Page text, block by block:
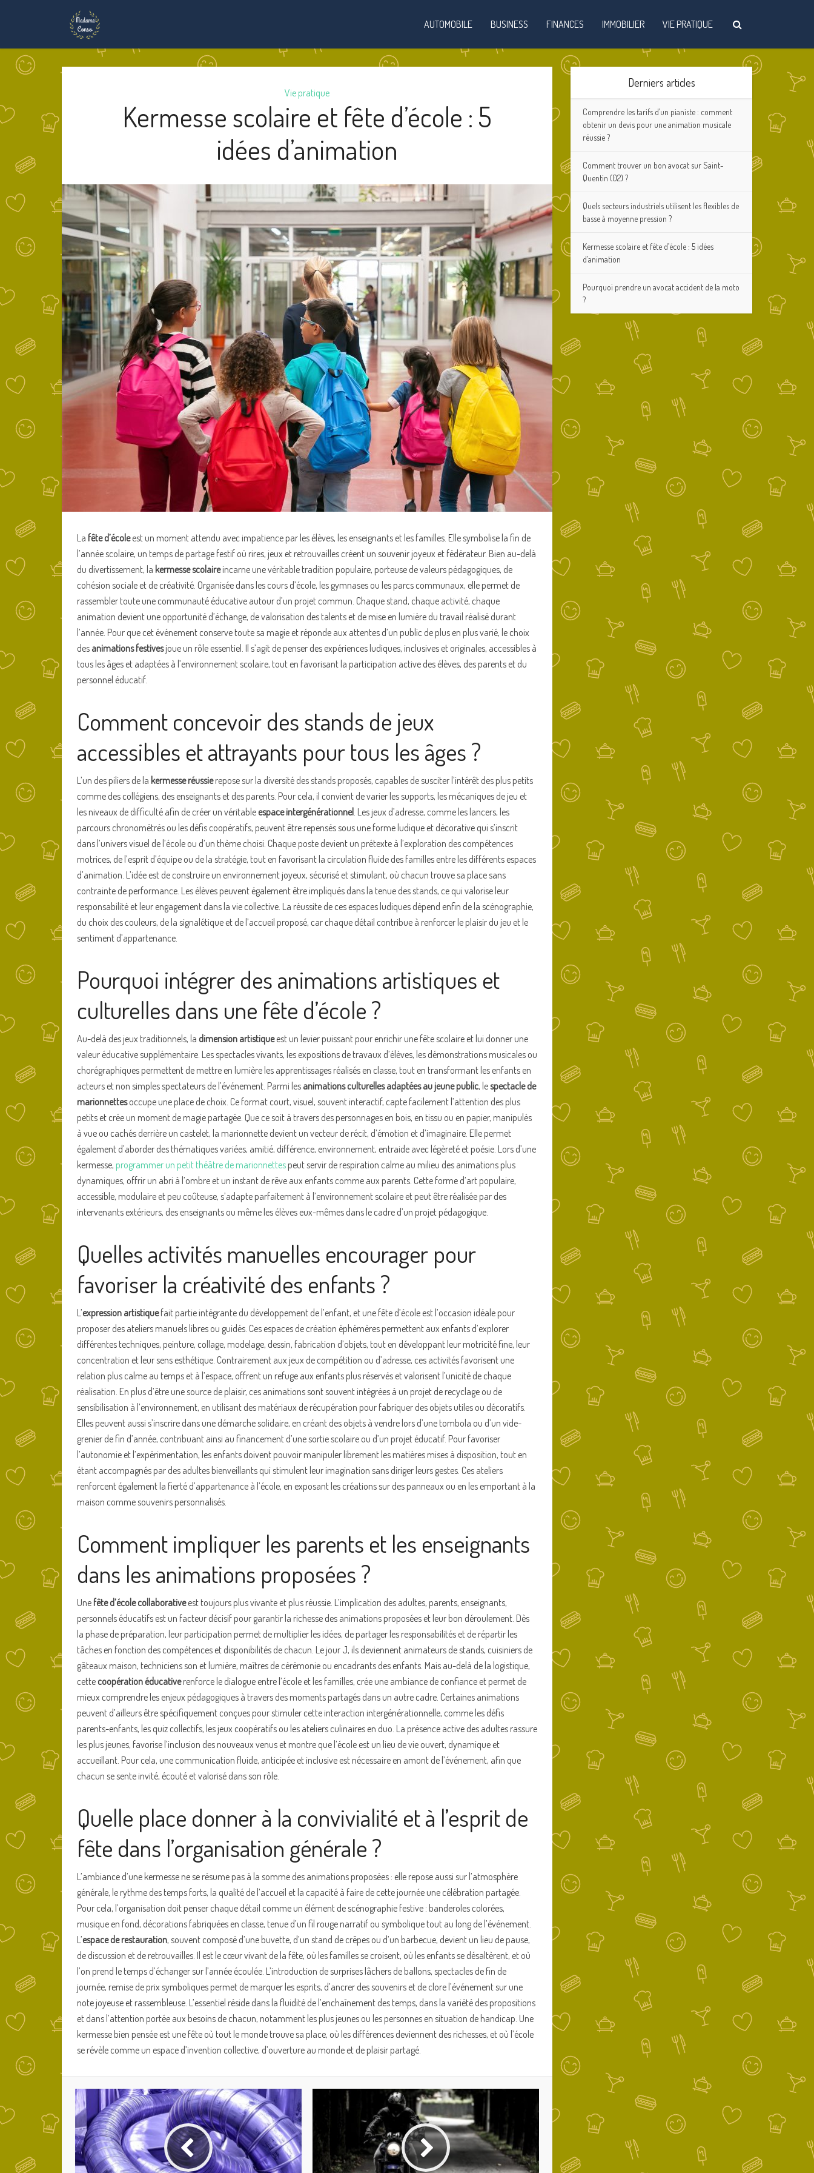
AUTOMOBILE BUSINESS FINANCES IMMOBILIER VIE PRATIQUE
Vie pratique
Kermesse scolaire et fête d’école : 5
idées d’animation
La fête d’écoleest un moment attendu avec impatience par les élèves, les enseignants et les familles. Elle symbolise la fin de
l’année scolaire, un temps de partage festif où rires, jeux et retrouvailles créent un souvenir joyeux et fédérateur. Bien au-delà
du divertissement, la kermesse scolaireincarne une véritable tradition populaire, porteuse de valeurs pédagogiques, de
cohésion sociale et de créativité. Organisée dans les cours d’école, les gymnases ou les parcs communaux, elle permet de
rassembler toute une communauté éducative autour d’un projet commun. Chaque stand, chaque activité, chaque
animation devient une opportunité d’échange, de valorisation des talents et de mise en lumière du travail réalisé durant
l’année. Pour que cet événement conserve toute sa magie et réponde aux attentes d’un public de plus en plus varié, le choix
des animations festivesjoue un rôle essentiel. Il s’agit de penser des expériences ludiques, inclusives et originales, accessibles à
tous les âges et adaptées à l’environnement scolaire, tout en favorisant la participation active des élèves, des parents et du
personnel éducatif.
Comment concevoir des stands de jeux
accessibles et attrayants pour tous les âges ?
L’un des piliers de la kermesse réussierepose sur la diversité des stands proposés, capables de susciter l’intérêt des plus petits
comme des collégiens, des enseignants et des parents. Pour cela, il convient de varier les supports, les mécaniques de jeu et
les niveaux de difficulté afin de créer un véritable espace intergénérationnel. Les jeux d’adresse, comme les lancers, les
parcours chronométrés ou les défis coopératifs, peuvent être repensés sous une forme ludique et décorative qui s’inscrit
dans l’univers visuel de l’école ou d’un thème choisi. Chaque poste devient un prétexte à l’exploration des compétences
motrices, de l’esprit d’équipe ou de la stratégie, tout en favorisant la circulation fluide des familles entre les différents espaces
d’animation. L’idée est de construire un environnement joyeux, sécurisé et stimulant, où chacun trouve sa place sans
contrainte de performance. Les élèves peuvent également être impliqués dans la tenue des stands, ce qui valorise leur
responsabilité et leur engagement dans la vie collective. La réussite de ces espaces ludiques dépend enfin de la scénographie,
du choix des couleurs, de la signalétique et de l’accueil proposé, car chaque détail contribue à renforcer le plaisir du jeu et le
sentiment d’appartenance.
Pourquoi intégrer des animations artistiques et
culturelles dans une fête d’école ?
Au-delà des jeux traditionnels, la dimension artistiqueest un levier puissant pour enrichir une fête scolaire et lui donner une
valeur éducative supplémentaire. Les spectacles vivants, les expositions de travaux d’élèves, les démonstrations musicales ou
chorégraphiques permettent de mettre en lumière les apprentissages réalisés en classe, tout en transformant les enfants en
acteurs et non simples spectateurs de l’événement. Parmi les animations culturelles adaptées au jeune public, lespectacle de
marionnettesoccupe une place de choix. Ce format court, visuel, souvent interactif, capte facilement l’attention des plus
petits et crée un moment de magie partagée. Que ce soit à travers des personnages en bois, en tissu ou en papier, manipulés
à vue ou cachés derrière un castelet, la marionnette devient un vecteur de récit, d’émotion et d’imaginaire. Elle permet
également d’aborder des thématiques variées, amitié, différence, environnement, entraide avec légèreté et poésie. Lors d’une
kermesse, programmer un petit théâtre de marionnettes peut servir de respiration calme au milieu des animations plus
dynamiques, offrir un abri à l’ombre et un instant de rêve aux enfants comme aux parents. Cette forme d’art populaire,
accessible, modulaire et peu coûteuse, s’adapte parfaitement à l’environnement scolaire et peut être réalisée par des
intervenants extérieurs, des enseignants ou même les élèves eux-mêmes dans le cadre d’un projet pédagogique.
Quelles activités manuelles encourager pour
favoriser la créativité des enfants ?
L’expression artistiquefait partie intégrante du développement de l’enfant, et une fête d’école est l’occasion idéale pour
proposer des ateliers manuels libres ou guidés. Ces espaces de création éphémères permettent aux enfants d’explorer
différentes techniques, peinture, collage, modelage, dessin, fabrication d’objets, tout en développant leur motricité fine, leur
concentration et leur sens esthétique. Contrairement aux jeux de compétition ou d’adresse, ces activités favorisent une
relation plus calme au temps et à l’espace, offrent un refuge aux enfants plus réservés et valorisent l’unicité de chaque
réalisation. En plus d’être une source de plaisir, ces animations sont souvent intégrées à un projet de recyclage ou de
sensibilisation à l’environnement, en utilisant des matériaux de récupération pour fabriquer des objets utiles ou décoratifs.
Elles peuvent aussi s’inscrire dans une démarche solidaire, en créant des objets à vendre lors d’une tombola ou d’un vide-
grenier de fin d’année, contribuant ainsi au financement d’une sortie scolaire ou d’un projet éducatif. Pour favoriser
l’autonomie et l’expérimentation, les enfants doivent pouvoir manipuler librement les matières mises à disposition, tout en
étant accompagnés par des adultes bienveillants qui stimulent leur imagination sans diriger leurs gestes. Ces ateliers
renforcent également la fierté d’appartenance à l’école, en exposant les créations sur des panneaux ou en les emportant à la
maison comme souvenirs personnalisés.
Comment impliquer les parents et les enseignants
dans les animations proposées ?
Une fête d’école collaborativeest toujours plus vivante et plus réussie. L’implication des adultes, parents, enseignants,
personnels éducatifs est un facteur décisif pour garantir la richesse des animations proposées et leur bon déroulement. Dès
la phase de préparation, leur participation permet de multiplier les idées, de partager les responsabilités et de répartir les
tâches en fonction des compétences et disponibilités de chacun. Le jour J, ils deviennent animateurs de stands, cuisiniers de
gâteaux maison, techniciens son et lumière, maîtres de cérémonie ou encadrants des enfants. Mais au-delà de la logistique,
cette coopération éducativerenforce le dialogue entre l’école et les familles, crée une ambiance de confiance et permet de
mieux comprendre les enjeux pédagogiques à travers des moments partagés dans un autre cadre. Certaines animations
peuvent d’ailleurs être spécifiquement conçues pour stimuler cette interaction intergénérationnelle, comme les défis
parents-enfants, les quiz collectifs, les jeux coopératifs ou les ateliers culinaires en duo. La présence active des adultes rassure
les plus jeunes, favorise l’inclusion des nouveaux venus et montre que l’école est un lieu de vie ouvert, dynamique et
accueillant. Pour cela, une communication fluide, anticipée et inclusive est nécessaire en amont de l’événement, afin que
chacun se sente invité, écouté et valorisé dans son rôle.
Quelle place donner à la convivialité et à l’esprit de
fête dans l’organisation générale ?
L’ambiance d’une kermesse ne se résume pas à la somme des animations proposées : elle repose aussi sur l’atmosphère
générale, le rythme des temps forts, la qualité de l’accueil et la capacité à faire de cette journée une célébration partagée.
Pour cela, l’organisation doit penser chaque détail comme un élément de scénographie festive : banderoles colorées,
musique en fond, décorations fabriquées en classe, tenue d’un fil rouge narratif ou symbolique tout au long de l’événement.
L’espace de restauration, souvent composé d’une buvette, d’un stand de crêpes ou d’un barbecue, devient un lieu de pause,
de discussion et de retrouvailles. Il est le cœur vivant de la fête, où les familles se croisent, où les enfants se désaltèrent, et où
l’on prend le temps d’échanger sur l’année écoulée. L’introduction de surprises lâchers de ballons, spectacles de fin de
journée, remise de prix symboliques permet de marquer les esprits, d’ancrer des souvenirs et de clore l’événement sur une
note joyeuse et rassembleuse. L’essentiel réside dans la fluidité de l’enchaînement des temps, dans la variété des propositions
et dans l’attention portée aux besoins de chacun, notamment les plus jeunes ou les personnes en situation de handicap. Une
kermesse bien pensée est une fête où tout le monde trouve sa place, où les différences deviennent des richesses, et où l’école
se révèle comme un espace d’invention collective, d’ouverture au monde et de plaisir partagé.
Derniers articles
Comprendre les tarifs d’un pianiste : comment
obtenir un devis pour une animation musicale
réussie ?
Comment trouver un bon avocat sur Saint-
Quentin (02) ?
Quels secteurs industriels utilisent les flexibles de
basse à moyenne pression ?
Kermesse scolaire et fête d’école : 5 idées
d’animation
Pourquoi prendre un avocat accident de la moto
?